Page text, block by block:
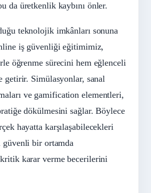
da üretkenlik kaybını önler.
teknolojik imkânları sonuna
iş güvenliği eğitimimiz,
öğrenme sürecini hem eğlenceli
getirir. Simülasyonlar, sanal
ve gamification elementleri,
dökülmesini sağlar. Böylece
hayatta karşılaşabilecekleri
güvenli bir ortamda
karar verme becerilerini